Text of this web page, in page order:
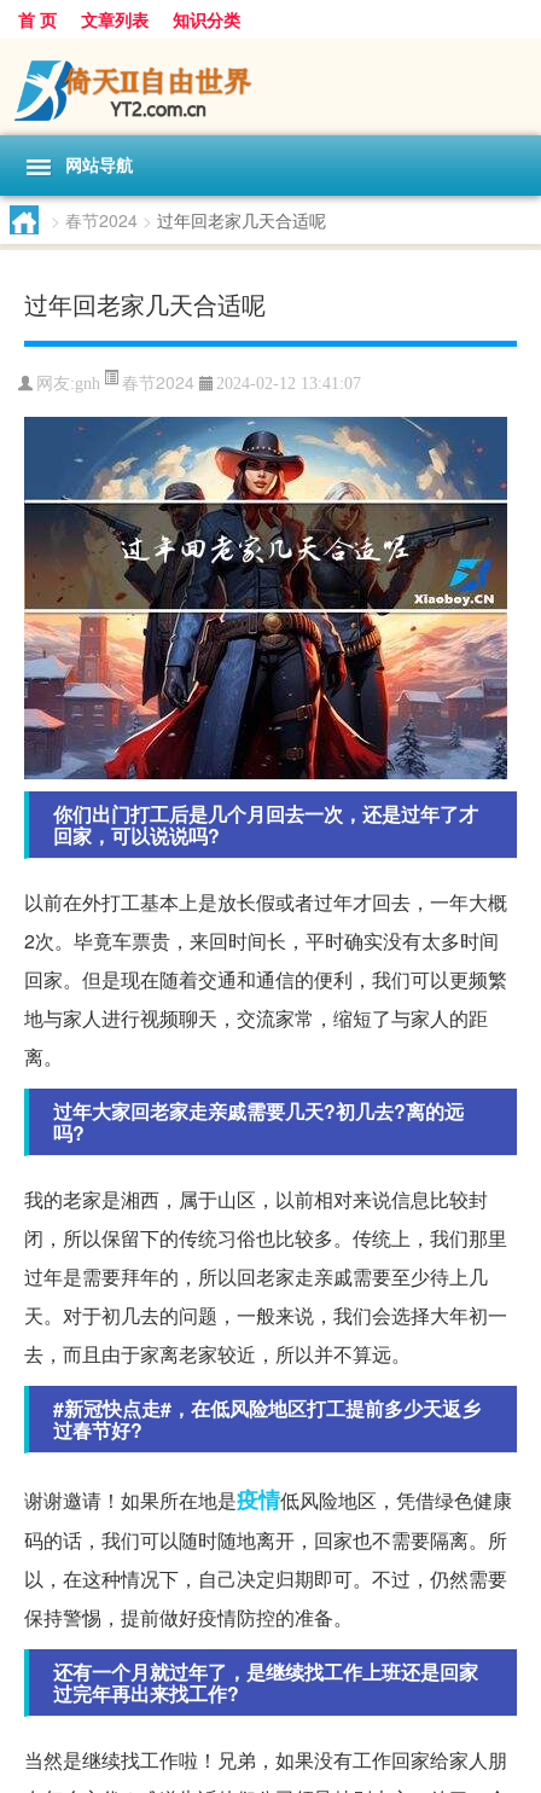
首 页 文章列表 知识分类
网站导航
> 春节2024 > 过年回老家几天合适呢
过年回老家几天合适呢
网友:gnh 春节2024 2024-02-12 13:41:07
你们出门打工后是几个月回去一次，还是过年了才
回家，可以说说吗?
以前在外打工基本上是放长假或者过年才回去，一年大概
2次。毕竟车票贵，来回时间长，平时确实没有太多时间
回家。但是现在随着交通和通信的便利，我们可以更频繁
地与家人进行视频聊天，交流家常，缩短了与家人的距
离。
过年大家回老家走亲戚需要几天?初几去?离的远
吗?
我的老家是湘西，属于山区，以前相对来说信息比较封
闭，所以保留下的传统习俗也比较多。传统上，我们那里
过年是需要拜年的，所以回老家走亲戚需要至少待上几
天。对于初几去的问题，一般来说，我们会选择大年初一
去，而且由于家离老家较近，所以并不算远。
#新冠快点走#，在低风险地区打工提前多少天返乡
过春节好?
谢谢邀请！如果所在地是疫情低风险地区，凭借绿色健康
码的话，我们可以随时随地离开，回家也不需要隔离。所
以，在这种情况下，自己决定归期即可。不过，仍然需要
保持警惕，提前做好疫情防控的准备。
还有一个月就过年了，是继续找工作上班还是回家
过完年再出来找工作?
当然是继续找工作啦！兄弟，如果没有工作回家给家人朋